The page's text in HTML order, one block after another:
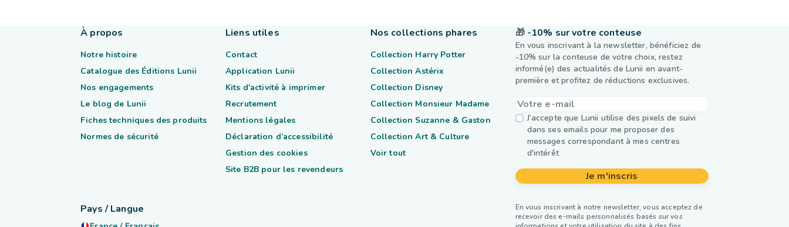
🎁 -10% sur votre conteuse
En vous inscrivant à la newsletter, bénéficiez de
-10% sur la conteuse de votre choix, restez
informé(e) des actualités de Lunii en avant-
première et profitez de réductions exclusives.
J’accepte que Lunii utilise des pixels de suivi
dans ses emails pour me proposer des
messages correspondant à mes centres
d'intérêt
Je m'inscris
En vous inscrivant à notre newsletter, vous acceptez de
recevoir des e-mails personnalisés basés sur vos
À propos
Notre histoire
Catalogue des Éditions Lunii
Nos engagements
Le blog de Lunii
Fiches techniques des produits
Normes de sécurité
Liens utiles
Contact
Application Lunii
Kits d'activité à imprimer
Recrutement
Mentions légales
Déclaration d’accessibilité
Gestion des cookies
Site B2B pour les revendeurs
Nos collections phares
Collection Harry Potter
Collection Astérix
Collection Disney
Collection Monsieur Madame
Collection Suzanne & Gaston
Collection Art & Culture
Voir tout
Pays / Langue